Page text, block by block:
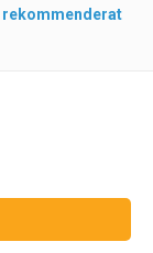
rekommenderat